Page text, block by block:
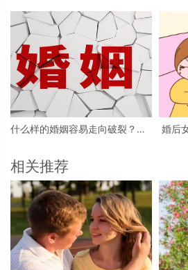
什么样的婚姻容易走向破裂？（7
婚后
相关推荐